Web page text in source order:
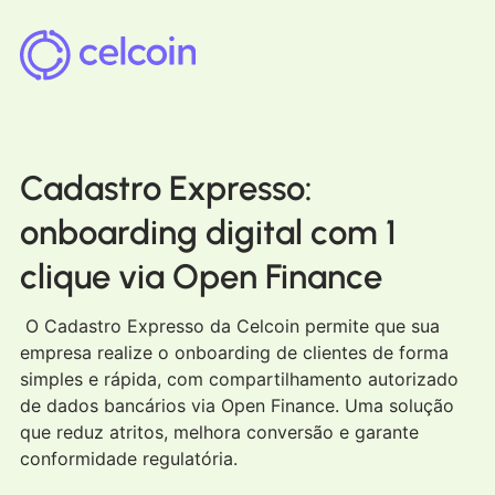
Cadastro Expresso:
onboarding digital com 1
clique via Open Finance
O Cadastro Expresso da Celcoin permite que sua
empresa realize o onboarding de clientes de forma
simples e rápida, com compartilhamento autorizado
de dados bancários via Open Finance. Uma solução
que reduz atritos, melhora conversão e garante
conformidade regulatória.